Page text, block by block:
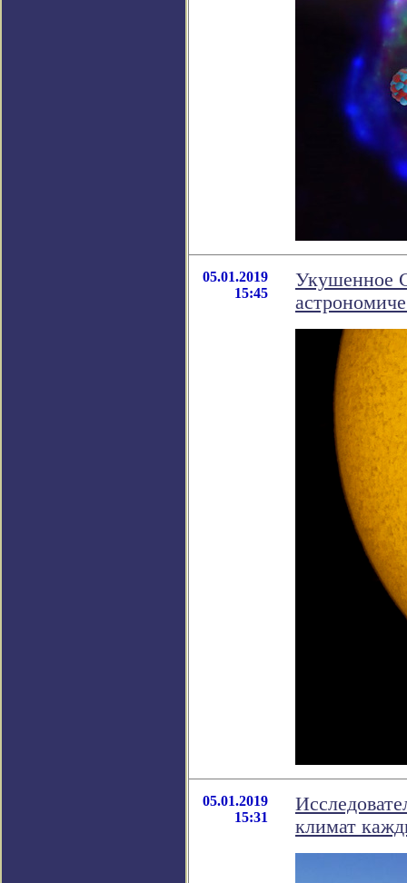
05.01.2019
15:45
Укушенное
05.01.2019
15:31
климат